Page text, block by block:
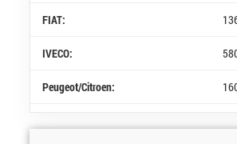
FIAT:
IVECO:
Peugeot/Citroen: